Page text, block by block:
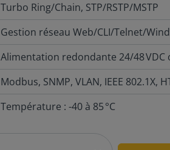
Turbo Ring/Chain, STP/RSTP/MSTP
Gestion réseau Web/CLI/Telnet/
Alimentation redondante 24/48 VDC
Modbus, SNMP, VLAN, IEEE 802.1X,
Température : -40 à 85 °C